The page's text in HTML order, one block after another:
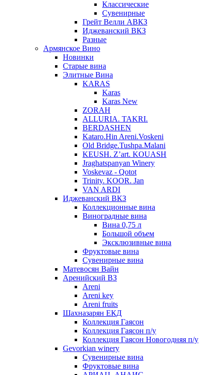
Классические
Сувенирные
Грейт Велли АВКЗ
Иджеванский ВКЗ
Разные
Армянское Вино
Новинки
Старые вина
Элитные Вина
KARAS
Karas
Karas New
ZORAH
ALLURIA. TAKRI.
BERDASHEN
Kataro.Hin Areni.Voskeni
Old Bridge.Tushpa.Malani
KEUSH. Z’art. KOUASH
Jraghatspanyan Winery
Voskevaz - Qotot
Trinity. KOOR. Jan
VAN ARDI
Иджеванский ВКЗ
Коллекционные вина
Виноградные вина
Вина 0,75 л
Большой объем
Эксклюзивные вина
Фруктовые вина
Cувенирные вина
Матевосян Вайн
Аренийский ВЗ
Areni
Areni key
Areni fruits
Шахназарян ЕКД
Коллекция Гаясон
Коллекция Гаясон п/у
Коллекция Гаясон Новогодняя п/у
Gevorkian winery
Сувенирные вина
Фруктовые вина